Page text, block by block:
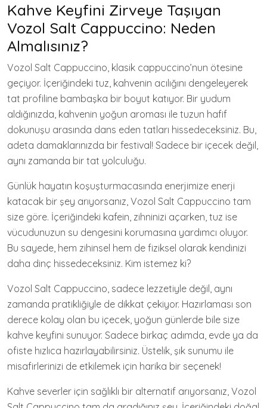
Kahve Keyfini Zirveye Taşıyan
Vozol Salt Cappuccino: Neden
Almalısınız?
Vozol Salt Cappuccino, klasik cappuccino’nun ötesine
geçiyor. İçeriğindeki tuz, kahvenin acılığını dengeleyerek
tat profiline bambaşka bir boyut katıyor. Bir yudum
aldığınızda, kahvenin yoğun aroması ile tuzun hafif
dokunuşu arasında dans eden tatları hissedeceksiniz. Bu,
adeta damaklarınızda bir festival! Sadece bir içecek değil,
aynı zamanda bir tat yolculuğu.
Günlük hayatın koşuşturmacasında enerjimize enerji
katacak bir şey arıyorsanız, Vozol Salt Cappuccino tam
size göre. İçeriğindeki kafein, zihninizi açarken, tuz ise
vücudunuzun su dengesini korumasına yardımcı oluyor.
Bu sayede, hem zihinsel hem de fiziksel olarak kendinizi
daha dinç hissedeceksiniz. Kim istemez ki?
Vozol Salt Cappuccino, sadece lezzetiyle değil, aynı
zamanda pratikliğiyle de dikkat çekiyor. Hazırlaması son
derece kolay olan bu içecek, yoğun günlerde bile size
kahve keyfini sunuyor. Sadece birkaç adımda, evde ya da
ofiste hızlıca hazırlayabilirsiniz. Üstelik, şık sunumu ile
misafirlerinizi de etkilemek için harika bir seçenek!
Kahve severler için sağlıklı bir alternatif arıyorsanız, Vozol